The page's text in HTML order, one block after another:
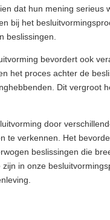
dat hun mening serieus
bij het
beslissingen.
bevordert ook
het proces achter de
Dit vergroot
door
te verkennen. Het
beslissingen die
in onze